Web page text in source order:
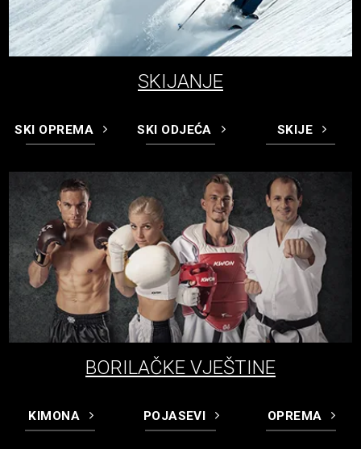
SKIJANJE
SKI OPREMA SKI ODJEĆA SKIJE
BORILAČKE VJEŠTINE
KIMONA POJASEVI OPREMA